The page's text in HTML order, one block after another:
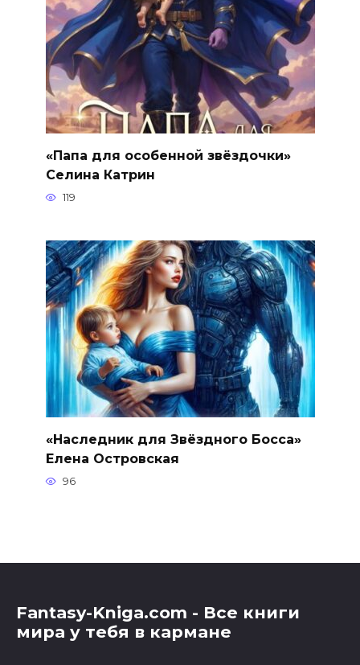
«Папа для особенной звёздочки»
Селина Катрин
119
«Наследник для Звёздного Босса»
Елена Островская
96
Fantasy-Kniga.com - Все книги
мира у тебя в кармане